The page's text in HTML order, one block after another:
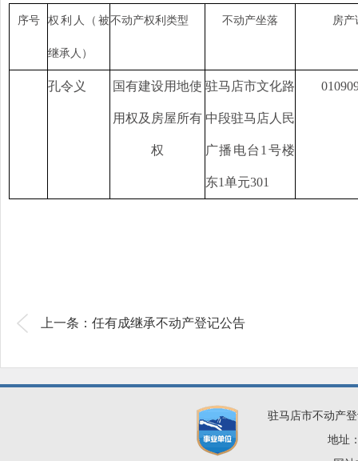
序号 权利人（被
继承人）
不动产权利类型 不动产坐落 房产
孔令义 国有建设用地使
用权及房屋所有
权
驻马店市文化路
中段驻马店人民
广播电台 1号楼
东1单元301
上一条：任有成继承不动产登记公告
驻马店市不动产
地址